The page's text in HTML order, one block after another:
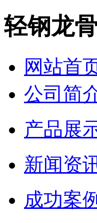
轻钢龙
网站首
公司简
产品展
新闻资
成功案例